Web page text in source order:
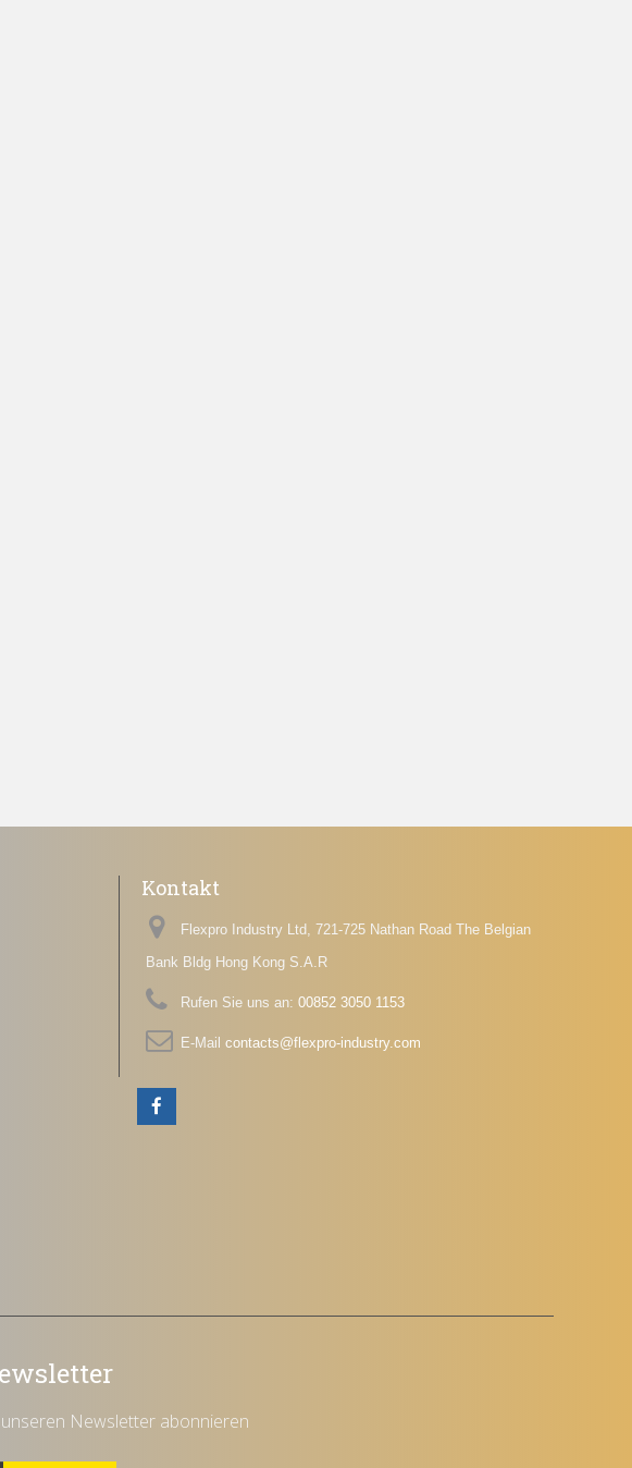
Kontakt
Flexpro Industry Ltd, 721-725 Nathan Road The Belgian
Bank Bldg Hong Kong S.A.R
Rufen Sie uns an: 00852 3050 1153
E-Mail contacts@flexpro-industry.com
Newsletter abonnieren